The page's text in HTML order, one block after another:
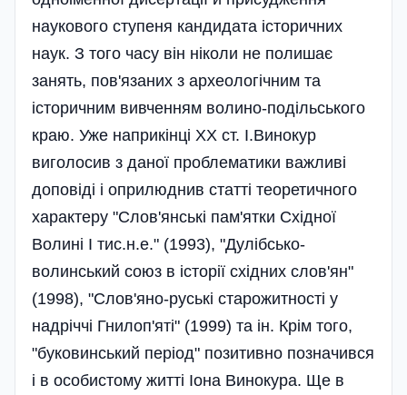
наукового ступеня кандидата історичних
наук. З того часу він ніколи не полишає
занять, пов'язаних з археологічним та
історичним вивченням волино-подільського
краю. Уже наприкінці ХХ ст. І.Винокур
виголосив з даної проблематики важливі
доповіді і оприлюднив статті теоретичного
характеру "Слов'янські пам'ятки Східної
Волині І тис.н.е." (1993), "Дулібсько-
волинський союз в історії східних слов'ян"
(1998), "Слов'яно-руські старожитності у
надріччі Гнилоп'яті" (1999) та ін. Крім того,
"буковинський період" позитивно позначився
і в особистому житті Іона Винокура. Ще в